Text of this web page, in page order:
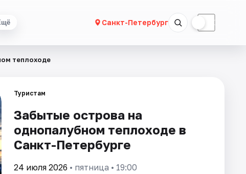
Санкт-Петербург ☾
теплоходе
Туристам
Забытые острова на
однопалубном теплоходе в
Санкт-Петербурге
24 июля 2026 • пятница • 19:00